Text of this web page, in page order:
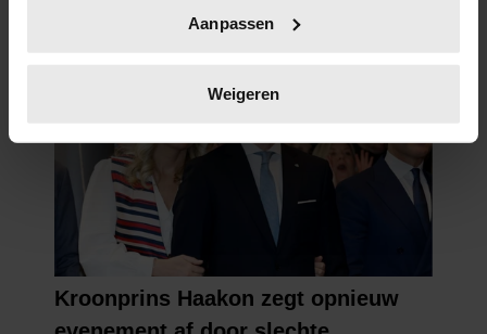
scannen op specifieke eigenschappen (fingerprinting)
verwerkt en stel uw voorkeuren in het
intrekken in de Cookieverklaring.
We gebruiken cookies om content en advertenties te
personaliseren, om functies voor social media te bieden
en om ons websiteverkeer te analyseren. Ook delen we
informatie over uw gebruik van onze site met onze
partners voor social media, adverteren en analyse. Deze
partners kunnen deze gegevens combineren met andere
Aanpassen
Weigeren